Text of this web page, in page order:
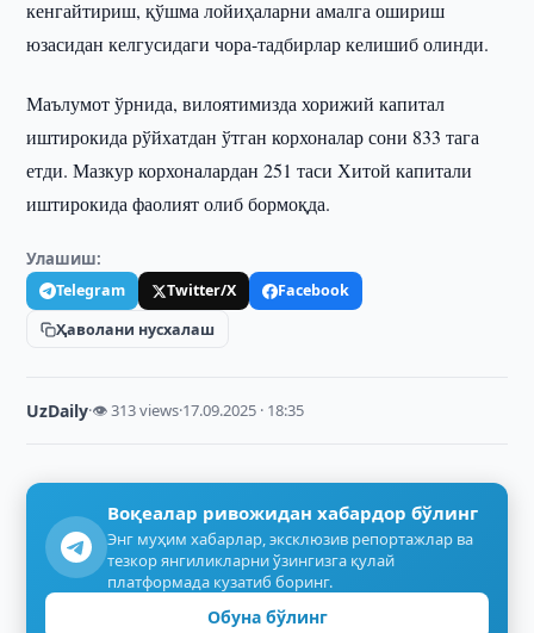
кенгайтириш, қўшма лойиҳаларни амалга ошириш
юзасидан келгусидаги чора-тадбирлар келишиб олинди.
Маълумот ўрнида, вилоятимизда хорижий капитал
иштирокида рўйхатдан ўтган корхоналар сони 833 тага
етди. Мазкур корхоналардан 251 таси Хитой капитали
иштирокида фаолият олиб бормоқда.
Улашиш:
Telegram Twitter/X
Facebook
Ҳаволани нусхалаш
UzDaily·👁 313 views·17.09.2025 · 18:35
Воқеалар ривожидан хабардор бўлинг
Энг муҳим хабарлар, эксклюзив репортажлар ва
тезкор янгиликларни ўзингизга қулай
платформада кузатиб боринг.
Обуна бўлинг